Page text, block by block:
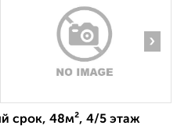
›
срок, 48м², 4/5 этаж